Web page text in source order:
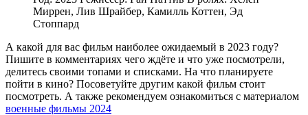
Миррен, Лив Шрайбер, Камилль Коттен, Эд
Стоппард
А какой для вас фильм наиболее ожидаемый в 2023 году?
Пишите в комментариях чего ждёте и что уже посмотрели,
делитесь своими топами и списками. На что планируете
пойти в кино? Посоветуйте другим какой фильм стоит
посмотреть. А также рекомендуем ознакомиться с материалом
военные фильмы 2024